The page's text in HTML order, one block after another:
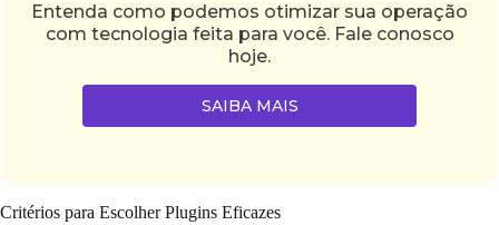
Entenda como podemos otimizar sua operação
com tecnologia feita para você. Fale conosco
hoje.
SAIBA MAIS
Critérios para Escolher Plugins Eficazes